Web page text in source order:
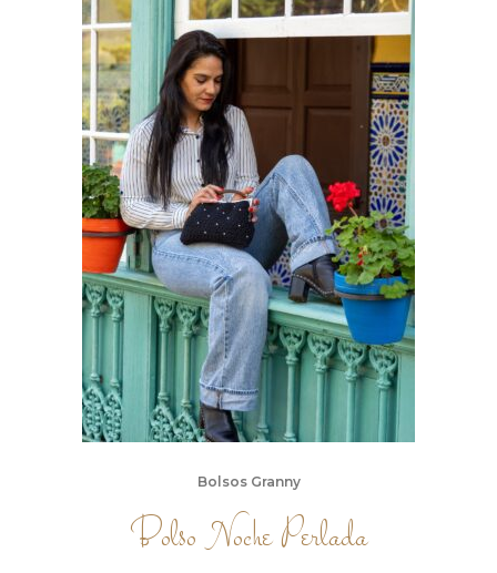
Bolsos Granny
Bolso Noche Perlada